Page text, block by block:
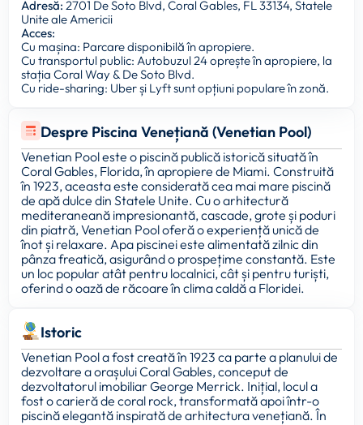
Despre Piscina Venețiană (Venetian Pool)
Venetian Pool este o piscină publică istorică situată în
Coral Gables, Florida, în apropiere de Miami. Construită
în 1923, aceasta este considerată cea mai mare piscină
de apă dulce din Statele Unite. Cu o arhitectură
mediteraneană impresionantă, cascade, grote și poduri
din piatră, Venetian Pool oferă o experiență unică de
înot și relaxare. Apa piscinei este alimentată zilnic din
pânza freatică, asigurând o prospețime constantă. Este
un loc popular atât pentru localnici, cât și pentru turiști,
oferind o oază de răcoare în clima caldă a Floridei.
Istoric
Venetian Pool a fost creată în 1923 ca parte a planului de
dezvoltare a orașului Coral Gables, conceput de
dezvoltatorul imobiliar George Merrick. Inițial, locul a
fost o carieră de coral rock, transformată apoi într-o
piscină elegantă inspirată de arhitectura venețiană. În
Adresă: 2701 De Soto Blvd, Coral Gables, FL 33134, Statele
Unite ale Americii
Acces:
Cu mașina: Parcare disponibilă în apropiere.
Cu transportul public: Autobuzul 24 oprește în apropiere, la
stația Coral Way & De Soto Blvd.
Cu ride-sharing: Uber și Lyft sunt opțiuni populare în zonă.